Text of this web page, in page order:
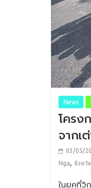
News
โครง
จากเ
03/05/
Nga, จังหวั
ในยุคที่วิ